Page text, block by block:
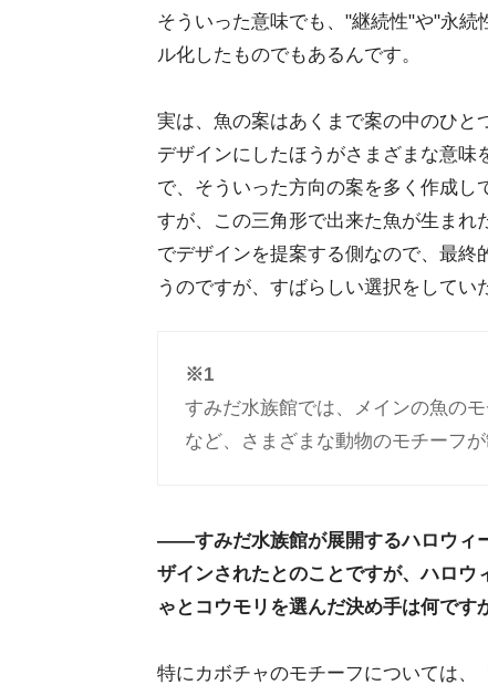
そういった意味でも、"継続性"や"永続
ル化したものでもあるんです。
実は、魚の案はあくまで案の中のひと
デザインにしたほうがさまざまな意味
で、そういった方向の案を多く作成し
すが、この三角形で出来た魚が生まれ
でデザインを提案する側なので、最
うのですが、すばらしい選択をしてい
※1
すみだ水族館では、メインの魚の
など、さまざまな動物のモチーフが
――すみだ水族館が展開するハロウィ
ザインされたとのことですが、ハロウ
ゃとコウモリを選んだ決め手は何です
特にカボチャのモチーフについては、